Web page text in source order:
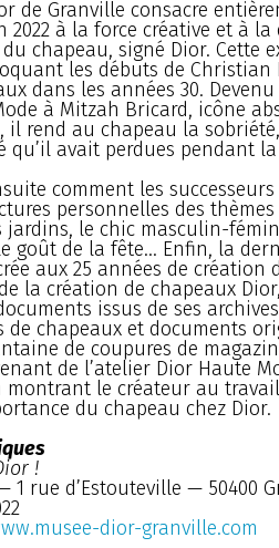
de Granville consacre
2022 à la force créative et à
chapeau, signé Dior. Cette
les débuts de Christian
dans les années 30.
à Mitzah Bricard, icône
il rend au chapeau la
qu’il avait perdues pendant
comment les
personnelles des
le chic masculin-
goût de la fête... Enfin, la
aux 25 années de création
la création de chapeaux
issus de ses
de chapeaux et documents
de coupures de
de l’atelier Dior Haute
montrant le créateur au
du chapeau chez Dior.
!
1 rue d’Estouteville — 50400
dior-granville.com